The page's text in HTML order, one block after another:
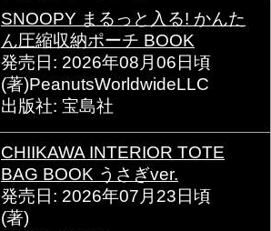
SNOOPY まるっと入る! かんた
ん圧縮収納ポーチ BOOK
発売日: 2026年08月06日頃
(著)PeanutsWorldwideLLC
出版社: 宝島社
CHIIKAWA INTERIOR TOTE
BAG BOOK うさぎver.
発売日: 2026年07月23日頃
(著)